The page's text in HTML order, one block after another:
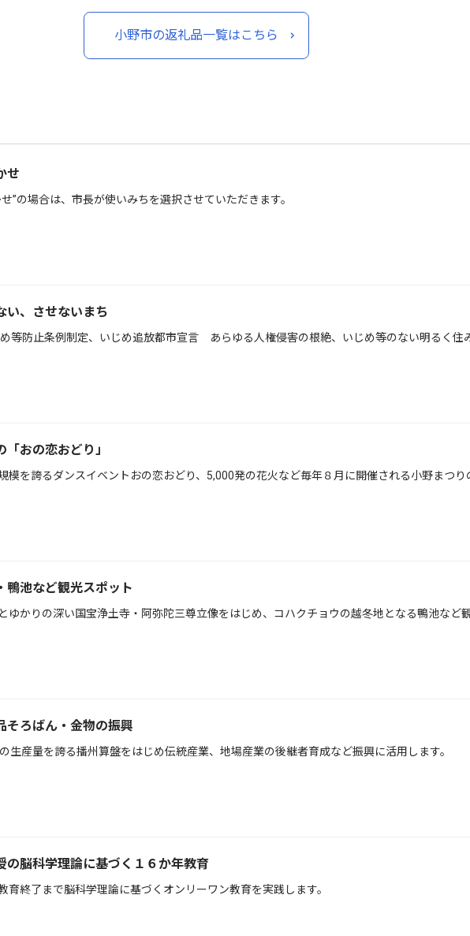
ト用品 兵庫 兵庫県 小野市
家具 兵庫 兵庫県 小野市
小野市の返礼品一覧はこちら
せ
”の場合は、市長が使いみちを選択させていただきます。
い、させないまち
等防止条例制定、いじめ追放都市宣言 あらゆる人権侵害の根絶、いじめ等のない明るく住
「おの恋おどり」
模を誇るダンスイベントおの恋おどり、5,000発の花火など毎年８月に開催される小野まつり
鴨池など観光スポット
ゆかりの深い国宝浄土寺・阿弥陀三尊立像をはじめ、コハクチョウの越冬地となる鴨池など
そろばん・金物の振興
生産量を誇る播州算盤をはじめ伝統産業、地場産業の後継者育成など振興に活用します。
の脳科学理論に基づく１６か年教育
育終了まで脳科学理論に基づくオンリーワン教育を実践します。